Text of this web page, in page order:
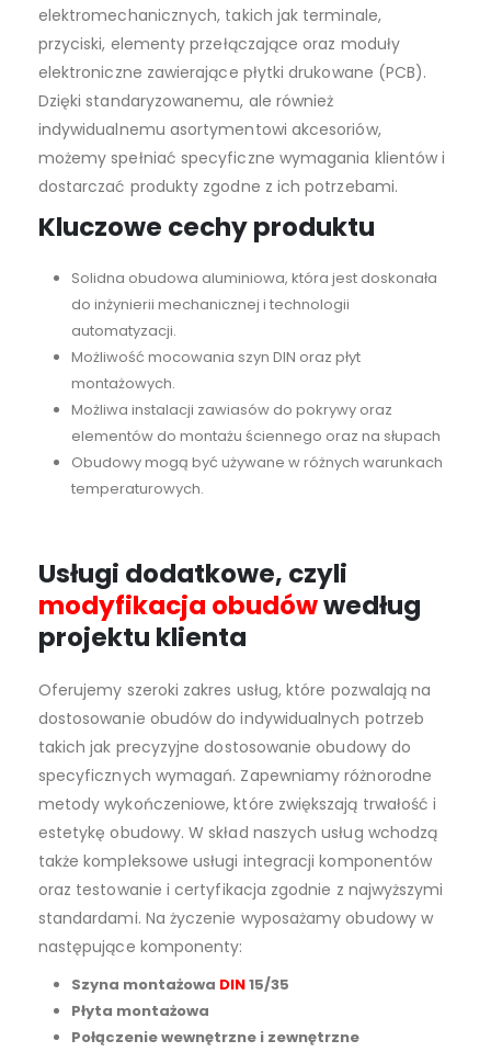
elektromechanicznych, takich jak terminale,
przyciski, elementy przełączające oraz moduły
elektroniczne zawierające płytki drukowane (PCB).
Dzięki standaryzowanemu, ale również
indywidualnemu asortymentowi akcesoriów,
możemy spełniać specyficzne wymagania klientów i
dostarczać produkty zgodne z ich potrzebami.
Kluczowe cechy produktu
Solidna obudowa aluminiowa, która jest doskonała
do inżynierii mechanicznej i technologii
automatyzacji.
Możliwość mocowania szyn DIN oraz płyt
montażowych.
Możliwa instalacji zawiasów do pokrywy oraz
elementów do montażu ściennego oraz na słupach
Obudowy mogą być używane w różnych warunkach
temperaturowych.
Usługi dodatkowe, czyli
modyfikacja obudówwedług
projektu klienta
Oferujemy szeroki zakres usług, które pozwalają na
dostosowanie obudów do indywidualnych potrzeb
takich jak precyzyjne dostosowanie obudowy do
specyficznych wymagań. Zapewniamy różnorodne
metody wykończeniowe, które zwiększają trwałość i
estetykę obudowy. W skład naszych usług wchodzą
także kompleksowe usługi integracji komponentów
oraz testowanie i certyfikacja zgodnie z najwyższymi
standardami. Na życzenie wyposażamy obudowy w
następujące komponenty:
Szyna montażowa DIN15/35
Płyta montażowa
Połączenie wewnętrzne i zewnętrzne